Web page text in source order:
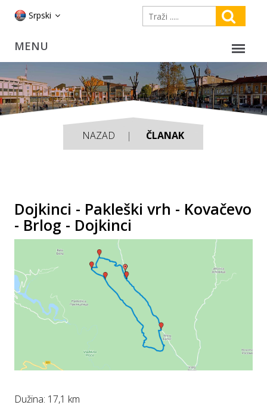
Srpski
NAZAD ČLANAK
Dojkinci - Pakleški vrh - Kovačevo
- Brlog - Dojkinci
Dužina: 17,1 km